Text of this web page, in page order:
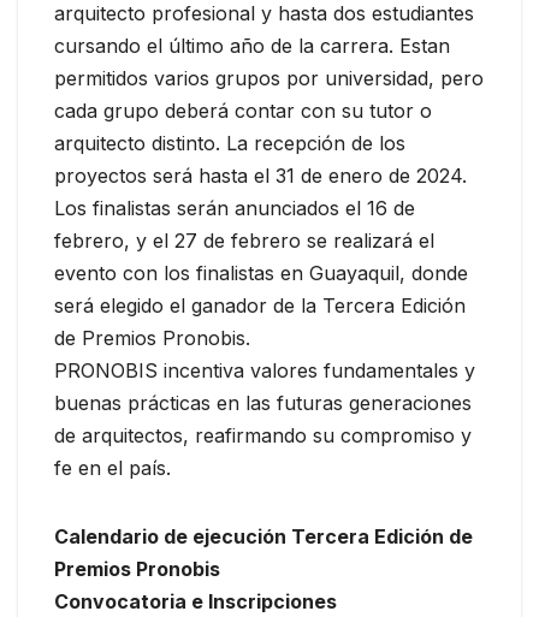
arquitecto profesional y hasta dos estudiantes
cursando el último año de la carrera. Estan
permitidos varios grupos por universidad, pero
cada grupo deberá contar con su tutor o
arquitecto distinto. La recepción de los
proyectos será hasta el 31 de enero de 2024.
Los finalistas serán anunciados el 16 de
febrero, y el 27 de febrero se realizará el
evento con los finalistas en Guayaquil, donde
será elegido el ganador de la Tercera Edición
de Premios Pronobis.
PRONOBIS incentiva valores fundamentales y
buenas prácticas en las futuras generaciones
de arquitectos, reafirmando su compromiso y
fe en el país.
Calendario de ejecución Tercera Edición de
Premios Pronobis
Convocatoria e Inscripciones